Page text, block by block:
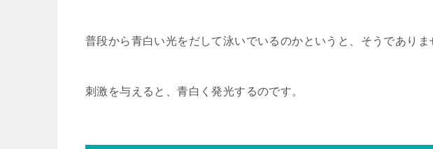
普段から青白い光をだして泳いでいるのかというと、そうでありま
刺激を与えると、青白く発光するのです。